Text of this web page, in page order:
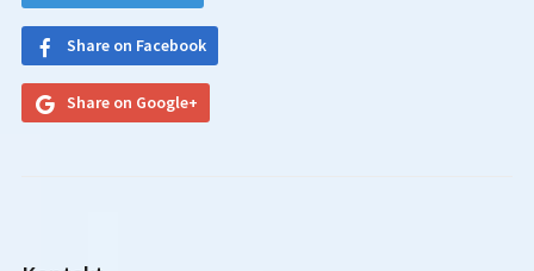
Share on Facebook
Share on Google+